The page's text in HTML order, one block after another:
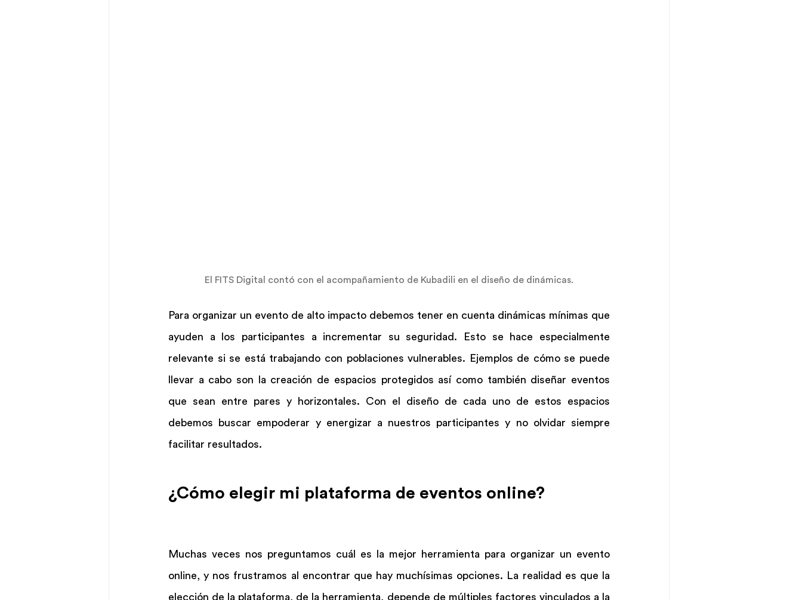
El FITS Digital contó con el acompañamiento de Kubadili en el diseño de dinámicas.
Para organizar un evento de alto impacto debemos tener en cuenta dinámicas mínimas que
ayuden a los participantes a incrementar su seguridad. Esto se hace especialmente
relevante si se está trabajando con poblaciones vulnerables. Ejemplos de cómo se puede
llevar a cabo son la creación de espacios protegidos así como también diseñar eventos
que sean entre pares y horizontales. Con el diseño de cada uno de estos espacios
debemos buscar empoderar y energizar a nuestros participantes y no olvidar siempre
facilitar resultados.
¿Cómo elegir mi plataforma de eventos online?
Muchas veces nos preguntamos cuál es la mejor herramienta para organizar un evento
online, y nos frustramos al encontrar que hay muchísimas opciones. La realidad es que la
elección de la plataforma, de la herramienta, depende de múltiples factores vinculados a la